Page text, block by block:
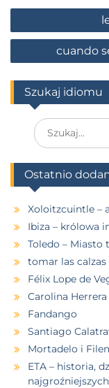
cuando
Szukaj idiomu
Ostatnio
Xoloitzcuintle –
Ibiza – królowa
Toledo – Miasto
tomar las
Félix Lope de
Carolina
Fandango
Santiago
Mortadelo i
ETA – historia,